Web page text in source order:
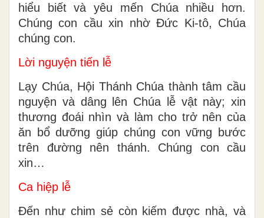
hiểu biết và yêu mến Chúa nhiều hơn.
Chúng con cầu xin nhờ Đức Ki-tô, Chúa
chúng con.
Lời nguyện tiến lễ
Lạy Chúa, Hội Thánh Chúa thành tâm cầu
nguyện và dâng lên Chúa lễ vật này; xin
thương đoái nhìn và làm cho trở nên của
ăn bổ dưỡng giúp chúng con vững bước
trên đường nên thánh. Chúng con cầu
xin…
Ca hiệp lễ
Đến như chim sẻ còn kiếm được nhà, và